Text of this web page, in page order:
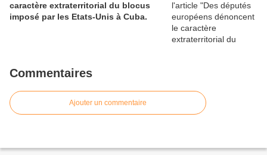
caractère extraterritorial du blocus
imposé par les Etats-Unis à Cuba.
Commentaires
Ajouter un commentaire